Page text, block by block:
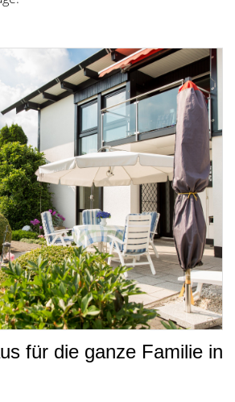
für die ganze Familie in